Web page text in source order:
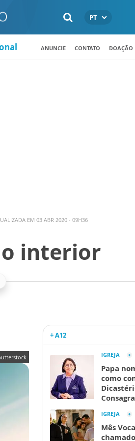
PT
ANUNCIE CONTATO DOAÇÃO
EM 03 ABR 2020 - 09H36
interior
+ A12
IGREJA
Papa
como
IGREJA
Mês